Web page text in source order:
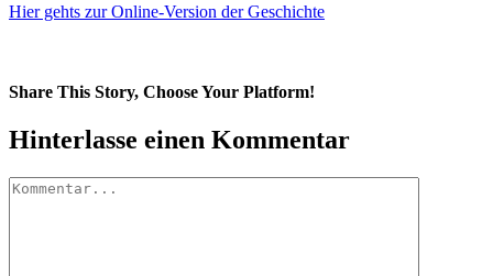
Hier gehts zur Online-Version der Geschichte
Share This Story, Choose Your Platform!
Facebook
Twitter
Pinterest
Vk
E-
Mail
Hinterlasse einen Kommentar
Kommentar